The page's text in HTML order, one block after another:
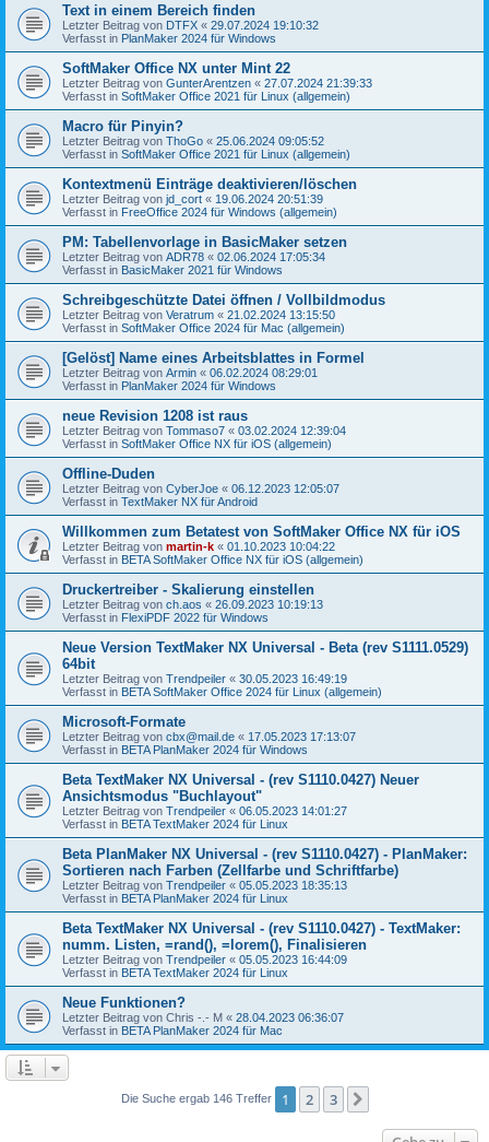
Text in einem Bereich finden
Letzter Beitrag von DTFX « 29.07.2024 19:10:32
Verfasst in PlanMaker 2024 für Windows
SoftMaker Office NX unter Mint 22
Letzter Beitrag von GunterArentzen « 27.07.2024 21:39:33
Verfasst in SoftMaker Office 2021 für Linux (allgemein)
Macro für Pinyin?
Letzter Beitrag von ThoGo « 25.06.2024 09:05:52
Verfasst in SoftMaker Office 2021 für Linux (allgemein)
Kontextmenü Einträge deaktivieren/löschen
Letzter Beitrag von jd_cort « 19.06.2024 20:51:39
Verfasst in FreeOffice 2024 für Windows (allgemein)
PM: Tabellenvorlage in BasicMaker setzen
Letzter Beitrag von ADR78 « 02.06.2024 17:05:34
Verfasst in BasicMaker 2021 für Windows
Schreibgeschützte Datei öffnen / Vollbildmodus
Letzter Beitrag von Veratrum « 21.02.2024 13:15:50
Verfasst in SoftMaker Office 2024 für Mac (allgemein)
[Gelöst] Name eines Arbeitsblattes in Formel
Letzter Beitrag von Armin « 06.02.2024 08:29:01
Verfasst in PlanMaker 2024 für Windows
neue Revision 1208 ist raus
Letzter Beitrag von Tommaso7 « 03.02.2024 12:39:04
Verfasst in SoftMaker Office NX für iOS (allgemein)
Offline-Duden
Letzter Beitrag von CyberJoe « 06.12.2023 12:05:07
Verfasst in TextMaker NX für Android
Willkommen zum Betatest von SoftMaker Office NX für iOS
Letzter Beitrag von martin-k « 01.10.2023 10:04:22
Verfasst in BETA SoftMaker Office NX für iOS (allgemein)
Druckertreiber - Skalierung einstellen
Letzter Beitrag von ch.aos « 26.09.2023 10:19:13
Verfasst in FlexiPDF 2022 für Windows
Neue Version TextMaker NX Universal - Beta (rev S1111.0529)
64bit
Letzter Beitrag von Trendpeiler « 30.05.2023 16:49:19
Verfasst in BETA SoftMaker Office 2024 für Linux (allgemein)
Microsoft-Formate
Letzter Beitrag von cbx@mail.de « 17.05.2023 17:13:07
Verfasst in BETA PlanMaker 2024 für Windows
Beta TextMaker NX Universal - (rev S1110.0427) Neuer
Ansichtsmodus "Buchlayout"
Letzter Beitrag von Trendpeiler « 06.05.2023 14:01:27
Verfasst in BETA TextMaker 2024 für Linux
Beta PlanMaker NX Universal - (rev S1110.0427) - PlanMaker:
Sortieren nach Farben (Zellfarbe und Schriftfarbe)
Letzter Beitrag von Trendpeiler « 05.05.2023 18:35:13
Verfasst in BETA PlanMaker 2024 für Linux
Beta TextMaker NX Universal - (rev S1110.0427) - TextMaker:
numm. Listen, =rand(), =lorem(), Finalisieren
Letzter Beitrag von Trendpeiler « 05.05.2023 16:44:09
Verfasst in BETA TextMaker 2024 für Linux
Neue Funktionen?
Letzter Beitrag von Chris -.- M « 28.04.2023 06:36:07
Verfasst in BETA PlanMaker 2024 für Mac
Die Suche ergab 146 Treffer 1 2 3